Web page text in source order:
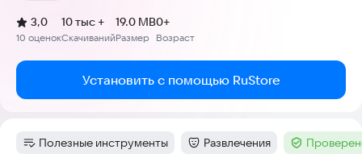
Рейтинг:
3,0
(
10 оценок
)
Скачиваний
10 тыс +
Размер
19.0 MB
Возраст
0+
Установить с помощью RuStore
Категория:
Полезные инструменты Категория:
Развлечения Тег :